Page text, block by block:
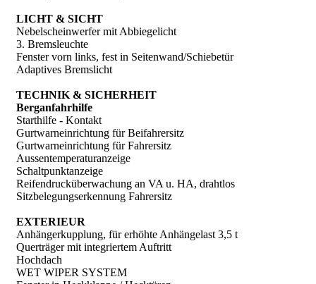
LICHT & SICHT
Nebelscheinwerfer mit Abbiegelicht
3. Bremsleuchte
Fenster vorn links, fest in Seitenwand/Schiebetür
Adaptives Bremslicht
TECHNIK & SICHERHEIT
Berganfahrhilfe
Starthilfe - Kontakt
Gurtwarneinrichtung für Beifahrersitz
Gurtwarneinrichtung für Fahrersitz
Aussentemperaturanzeige
Schaltpunktanzeige
Reifendrucküberwachung an VA u. HA, drahtlos
Sitzbelegungserkennung Fahrersitz
EXTERIEUR
Anhängerkupplung, für erhöhte Anhängelast 3,5 t
Querträger mit integriertem Auftritt
Hochdach
WET WIPER SYSTEM